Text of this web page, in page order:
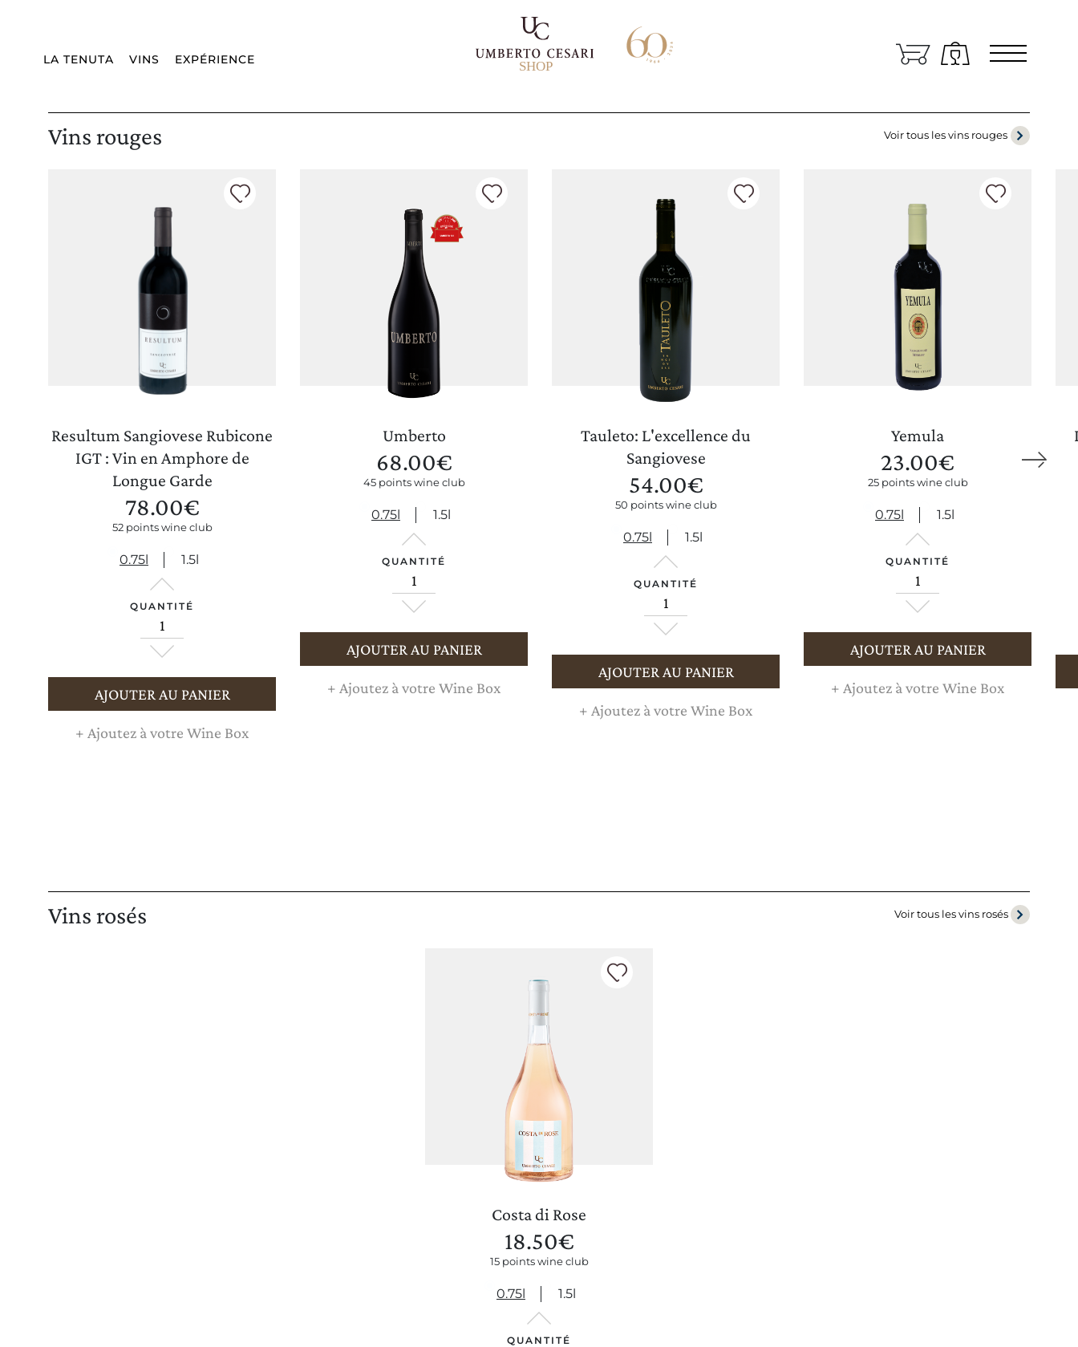
LA TENUTA VINS EXPÉRIENCE SHOP
Zone réservée
Dans quel pays le vin doit-il être expédié?
METTRE À JOUR LES PRÉFÉRENCES
Vins rouges Voir tous les vins rouges
Resultum Sangiovese Rubicone
IGT : Vin en Amphore de
Longue Garde
78.00€
52 points wine club
0.75l 1.5l
QUANTITÉ
AJOUTER AU PANIER
+ Ajoutez à votre Wine Box
Umberto
68.00€
45 points wine club
0.75l 1.5l
QUANTITÉ
AJOUTER AU PANIER
+ Ajoutez à votre Wine Box
Tauleto: L'excellence du
Sangiovese
54.00€
50 points wine club
0.75l 1.5l
QUANTITÉ
AJOUTER AU PANIER
+ Ajoutez à votre Wine Box
Yemula
23.00€
25 points wine club
0.75l 1.5l
QUANTITÉ
AJOUTER AU PANIER
+ Ajoutez à votre Wine Box
Vins rosés Voir tous les vins rosés
Costa di Rose
18.50€
15 points wine club
0.75l 1.5l
QUANTITÉ